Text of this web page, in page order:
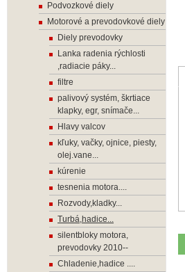
Podvozkové diely
Motorové a prevodovkové diely
Diely prevodovky
Lanka radenia rýchlosti
,radiacie páky...
filtre
palivový systém, škrtiace
klapky, egr, snímače...
Hlavy valcov
kľuky, vačky, ojnice, piesty,
olej.vane...
kúrenie
tesnenia motora....
Rozvody,kladky...
Turbá,hadice...
silentbloky motora,
prevodovky 2010--
Chladenie,hadice ....